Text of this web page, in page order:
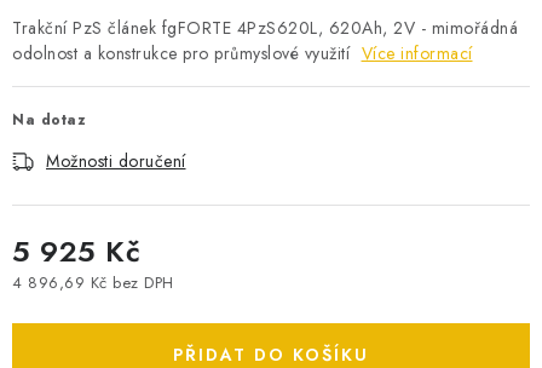
MĚNIČE NAPĚTÍ
TESTERY BATERIÍ
BATERIE PRO VYSAVAČE
BATERIE PRO NOUZOVÁ OSVĚTLENÍ
Trakční PzS článek fgFORTE 4PzS620L, 620Ah, 2V - mimořádná
odolnost a konstrukce pro průmyslové využití Více informací
Na dotaz
Možnosti doručení
5 925 Kč
4 896,69 Kč bez DPH
PŘIDAT DO KOŠÍKU